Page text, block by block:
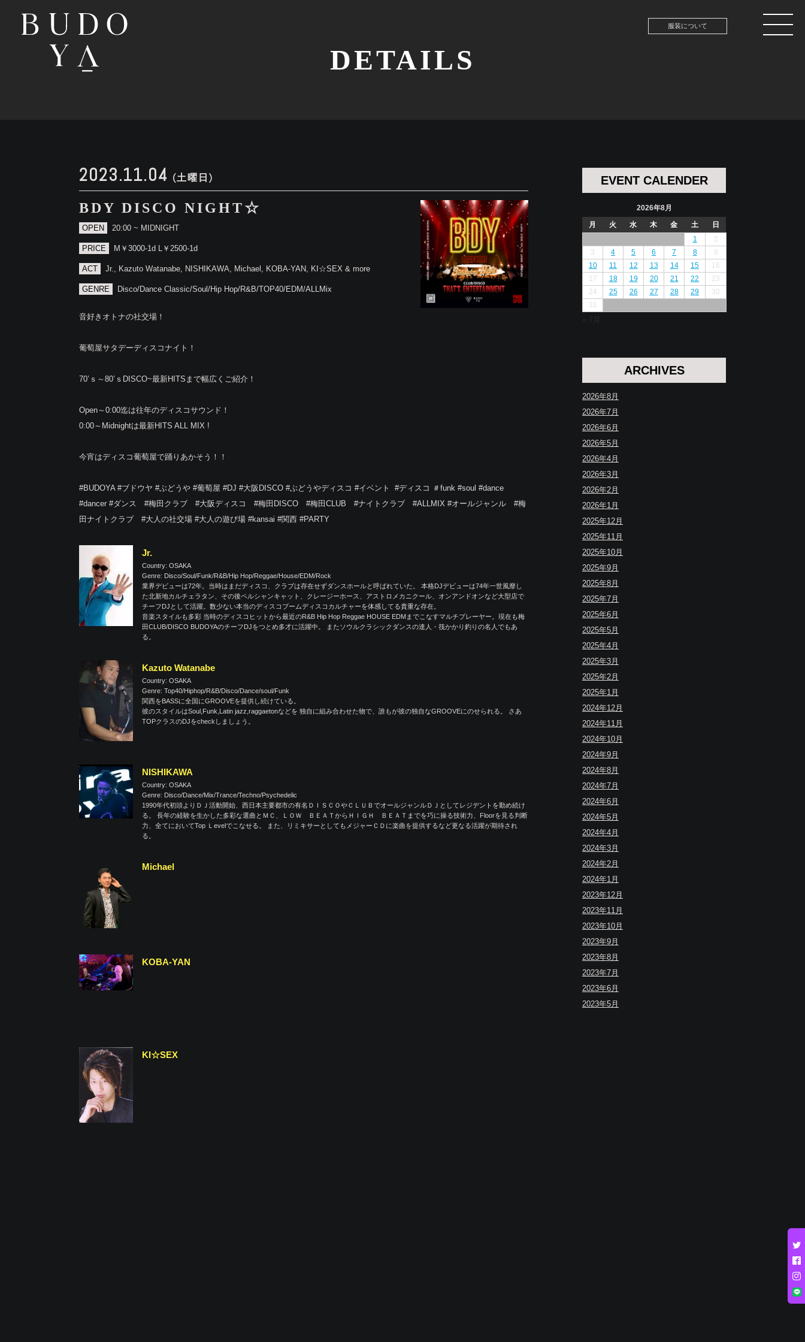
服装について
DETAILS
2023.11.04 (土曜日)
BDY DISCO NIGHT☆
OPEN 20:00 ~ MIDNIGHT
PRICE M￥3000-1d L￥2500-1d
ACT Jr., Kazuto Watanabe, NISHIKAWA, Michael, KOBA-YAN, KI☆SEX & more
GENRE Disco/Dance Classic/Soul/Hip Hop/R&B/TOP40/EDM/ALLMix
音好きオトナの社交場！
葡萄屋サタデーディスコナイト！
70’ｓ～80’ｓDISCO~最新HITSまで幅広くご紹介！
Open～0:00迄は往年のディスコサウンド！
0:00～Midnightは最新HITS ALL MIX !
今宵はディスコ葡萄屋で踊りあかそう！！
#BUDOYA #ブドウヤ #ぶどうや #葡萄屋 #DJ‬ ‪#大阪DISCO‬ #ぶどうやディスコ‪ ‪#イベント‬ ‪‬ ‪#ディスコ‬ ‪‬＃funk‬ ‪#soul‬ ‪#dance‬
‪#dancer‬ ‪#ダンス‬ #梅田クラブ #大阪ディスコ #梅田DISCO #梅田CLUB #ナイトクラブ #ALLMIX #オールジャンル #梅
田ナイトクラブ #大人の社交場 #大人の遊び場 #kansai #関西 #PARTY
Jr.
Country: OSAKA
Genre: Disco/Soul/Funk/R&B/Hip Hop/Reggae/House/EDM/Rock
業界デビューは72年。当時はまだディスコ、クラブは存在せずダンスホールと呼ばれていた。 本格DJデビューは74年一世風靡し
た北新地カルチェラタン、その後ペルシャンキャット、クレージーホース、アストロメカニクール、オンアンドオンなど大型店で
チーフDJとして活躍。数少ない本当のディスコブームディスコカルチャーを体感してる貴重な存在。
音楽スタイルも多彩 当時のディスコヒットから最近のR&B Hip Hop Reggae HOUSE EDMまでこなすマルチプレーヤー。現在も梅
田CLUB/DISCO BUDOYAのチーフDJをつとめ多才に活躍中。 またソウルクラシックダンスの達人・筏かかり釣りの名人でもあ
る。
Kazuto Watanabe
Country: OSAKA
Genre: Top40/Hiphop/R&B/Disco/Dance/soul/Funk
関西をBASSに全国にGROOVEを提供し続けている。
彼のスタイルはSoul,Funk,Latin jazz,raggaetonなどを 独自に組み合わせた物で、誰もが彼の独自なGROOVEにのせられる。 さあ
TOPクラスのDJをcheckしましょう。
NISHIKAWA
Country: OSAKA
Genre: Disco/Dance/Mix/Trance/Techno/Psychedelic
1990年代初頭よりＤＪ活動開始、西日本主要都市の有名ＤＩＳＣＯやＣＬＵＢでオールジャンルＤＪとしてレジデントを勤め続け
る。 長年の経験を生かした多彩な選曲とＭＣ、ＬＯＷ ＢＥＡＴからＨＩＧＨ ＢＥＡＴまでを巧に操る技術力、Floorを見る判断
力、全てにおいてTop Ｌevelでこなせる。 また、リミキサーとしてもメジャーＣＤに楽曲を提供するなど更なる活躍が期待され
る。
Michael
KOBA-YAN
KI☆SEX
EVENT CALENDER
2026年8月
月
火 水 木 金 土
日
1
2
3
4 5 6 7 8
9
10
11 12 13 14 15
16
17
18 19 20 21 22
23
24
25 26 27 28 29
30
31
« 7月
ARCHIVES
2026年8月
2026年7月
2026年6月
2026年5月
2026年4月
2026年3月
2026年2月
2026年1月
2025年12月
2025年11月
2025年10月
2025年9月
2025年8月
2025年7月
2025年6月
2025年5月
2025年4月
2025年3月
2025年2月
2025年1月
2024年12月
2024年11月
2024年10月
2024年9月
2024年8月
2024年7月
2024年6月
2024年5月
2024年4月
2024年3月
2024年2月
2024年1月
2023年12月
2023年11月
2023年10月
2023年9月
2023年8月
2023年7月
2023年6月
2023年5月